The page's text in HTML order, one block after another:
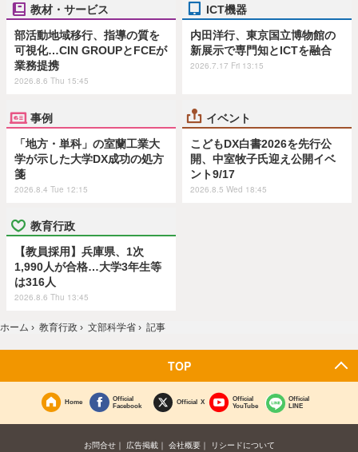
教材・サービス
部活動地域移行、指導の質を
可視化…CIN GROUPとFCEが
業務提携
2026.8.6 Thu 15:45
ICT機器
内田洋行、東京国立博物館の
新展示で専門知とICTを融合
2026.7.17 Fri 13:15
事例
「地方・単科」の室蘭工業大
学が示した大学DX成功の処方
箋
2026.8.4 Tue 12:15
イベント
こどもDX白書2026を先行公
開、中室牧子氏迎え公開イベ
ント9/17
2026.8.5 Wed 18:45
教育行政
【教員採用】兵庫県、1次
1,990人が合格…大学3年生等
は316人
2026.8.6 Thu 13:45
ホーム › 教育行政 › 文部科学省 › 記事
TOP
Home
Official
Facebook
Official X
Official
YouTube
Official
LINE
お問合せ 広告掲載 会社概要 リシードについて